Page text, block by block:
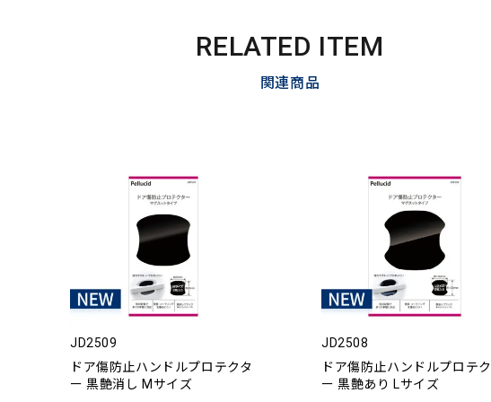
RELATED ITEM
関連商品
JD2509
ドア傷防止ハンドルプロテクタ
ー 黒艶消し Mサイズ
JD2508
ドア傷防止ハンドルプロテ
ー 黒艶あり Lサイズ